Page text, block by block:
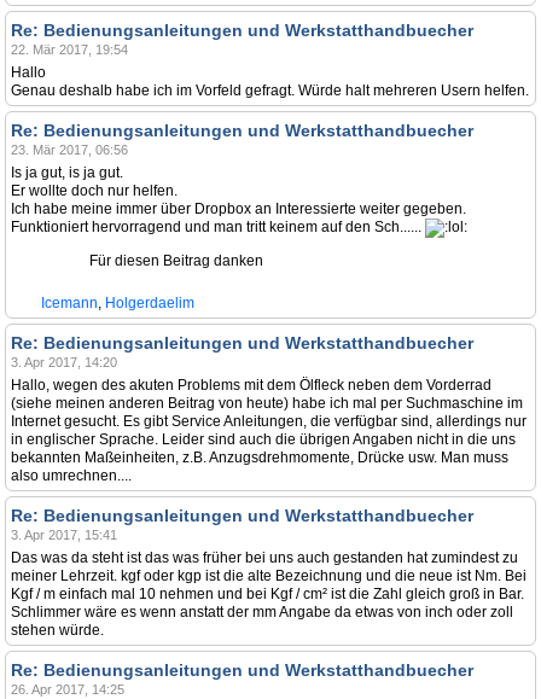
Re: Bedienungsanleitungen und Werkstatthandbuecher
22. Mär 2017, 19:54
Hallo
Genau deshalb habe ich im Vorfeld gefragt. Würde halt mehreren Usern helfen.
Re: Bedienungsanleitungen und Werkstatthandbuecher
23. Mär 2017, 06:56
Is ja gut, is ja gut.
Er wollte doch nur helfen.
Ich habe meine immer über Dropbox an Interessierte weiter gegeben.
Funktioniert hervorragend und man tritt keinem auf den Sch......
Für diesen Beitrag danken
Icemann, Holgerdaelim
Re: Bedienungsanleitungen und Werkstatthandbuecher
3. Apr 2017, 14:20
Hallo, wegen des akuten Problems mit dem Ölfleck neben dem Vorderrad
(siehe meinen anderen Beitrag von heute) habe ich mal per Suchmaschine im
Internet gesucht. Es gibt Service Anleitungen, die verfügbar sind, allerdings nur
in englischer Sprache. Leider sind auch die übrigen Angaben nicht in die uns
bekannten Maßeinheiten, z.B. Anzugsdrehmomente, Drücke usw. Man muss
also umrechnen....
Re: Bedienungsanleitungen und Werkstatthandbuecher
3. Apr 2017, 15:41
Das was da steht ist das was früher bei uns auch gestanden hat zumindest zu
meiner Lehrzeit. kgf oder kgp ist die alte Bezeichnung und die neue ist Nm. Bei
Kgf / m einfach mal 10 nehmen und bei Kgf / cm² ist die Zahl gleich groß in Bar.
Schlimmer wäre es wenn anstatt der mm Angabe da etwas von inch oder zoll
stehen würde.
Re: Bedienungsanleitungen und Werkstatthandbuecher
26. Apr 2017, 14:25